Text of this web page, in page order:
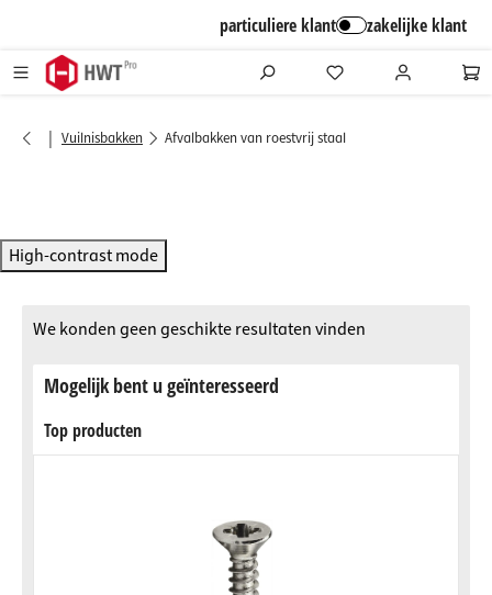
particuliere klant zakelijke klant
| Vuilnisbakken Afvalbakken van roestvrij staal
High-contrast mode
We konden geen geschikte resultaten vinden
Mogelijk bent u geïnteresseerd
Top producten